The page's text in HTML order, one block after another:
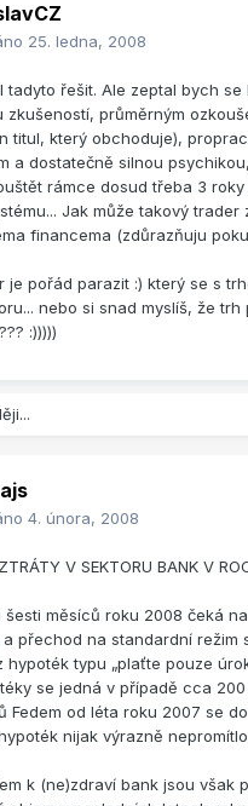
25. ledna, 2008
tadyto řešit. Ale zeptal bych se
zkušeností, průměrným
titul, který obchoduje),
a dostatečně silnou
rámce dosud třeba 3
Jak může takový trader
financema (zdůrazňuju
je pořád parazit :) který se s
nebo si snad myslíš, že trh
:)))))
4. února, 2008
V SEKTORU BANK V
šesti měsíců roku 2008 čeká
přechod na standardní režim
hypoték typu „plaťte pouze
se jedná v případě cca 200
Fedem od léta roku 2007 se
nijak výrazně
k (ne)zdraví bank jsou však